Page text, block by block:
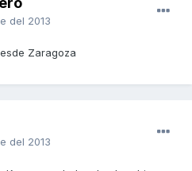
del 2013
Zaragoza
del 2013